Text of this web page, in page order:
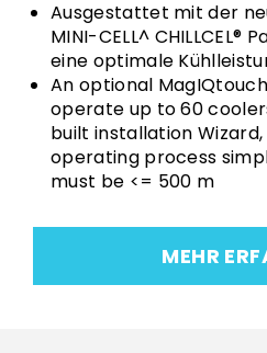
Ausgestattet mit der
MINI-CELL^ CHILLCEL®
eine optimale
An optional
operate up to 60
built installation
operating process
must be <= 500 m
MEHR